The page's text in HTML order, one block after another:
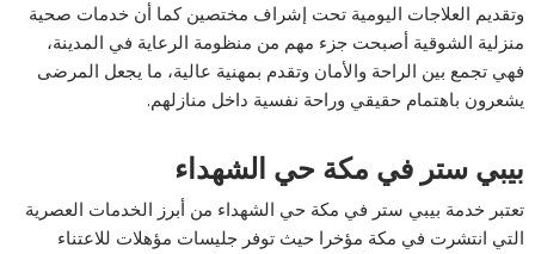
وتقديم العلاجات اليومية تحت إشراف مختصين كما أن خدمات صحية
منزلية الشوقية أصبحت جزء مهم من منظومة الرعاية في المدينة،
فهي تجمع بين الراحة والأمان وتقدم بمهنية عالية، ما يجعل المرضى
يشعرون باهتمام حقيقي وراحة نفسية داخل منازلهم.
بيبي ستر في مكة حي الشهداء
تعتبر خدمة بيبي ستر في مكة حي الشهداء من أبرز الخدمات العصرية
التي انتشرت في مكة مؤخرا حيث توفر جليسات مؤهلات للاعتناء